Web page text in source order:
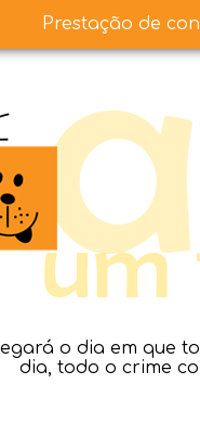
o dia em que
dia, todo o crime
Prestação de